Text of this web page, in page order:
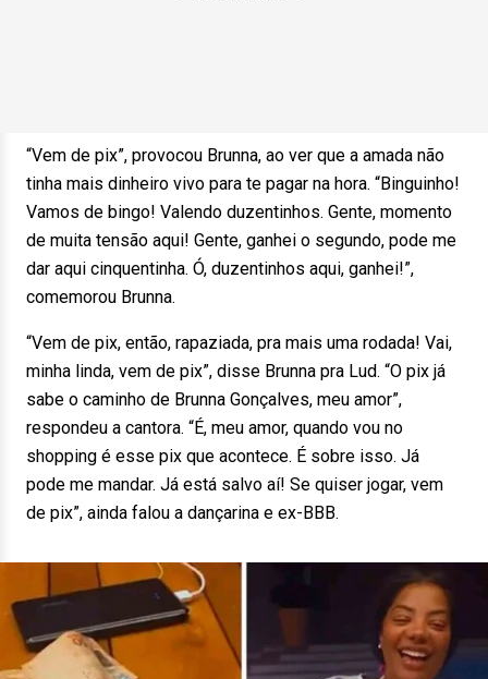
“Vem de pix”, provocou Brunna, ao ver que a amada não
tinha mais dinheiro vivo para te pagar na hora. “Binguinho!
Vamos de bingo! Valendo duzentinhos. Gente, momento
de muita tensão aqui! Gente, ganhei o segundo, pode me
dar aqui cinquentinha. Ó, duzentinhos aqui, ganhei!”,
comemorou Brunna.
“Vem de pix, então, rapaziada, pra mais uma rodada! Vai,
minha linda, vem de pix”, disse Brunna pra Lud. “O pix já
sabe o caminho de Brunna Gonçalves, meu amor”,
respondeu a cantora. “É, meu amor, quando vou no
shopping é esse pix que acontece. É sobre isso. Já
pode me mandar. Já está salvo aí! Se quiser jogar, vem
de pix”, ainda falou a dançarina e ex-BBB.